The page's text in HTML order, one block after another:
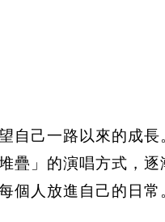
自己一路以來的成
疊」的演唱方式，
個人放進自己的日